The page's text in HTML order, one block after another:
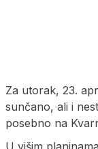
Za utorak, 23.
sunčano, ali i
posebno na
U višim